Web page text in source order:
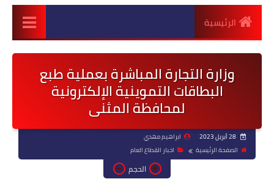
الرئيسية
وزارة التجارة المباشرة بعملية طبع
البطاقات التموينية الإلكترونية
لمحافظة المثنى
28 أبريل 2023
ابراهيم مهدي
الصفحة الرئيسية
اخبار القطاع العام
الحجم